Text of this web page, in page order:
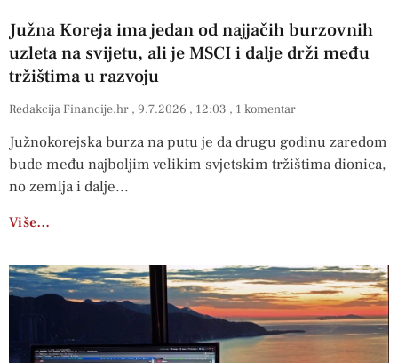
Južna Koreja ima jedan od najjačih burzovnih
uzleta na svijetu, ali je MSCI i dalje drži među
tržištima u razvoju
Redakcija Financije.hr 9.7.2026 12:03 1 komentar
Južnokorejska burza na putu je da drugu godinu zaredom
bude među najboljim velikim svjetskim tržištima dionica,
no zemlja i dalje
Više…